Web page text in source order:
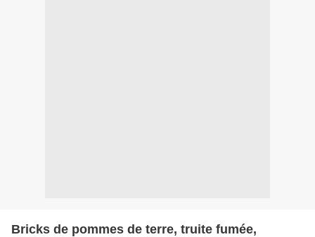
Bricks de pommes de terre, truite fumée,